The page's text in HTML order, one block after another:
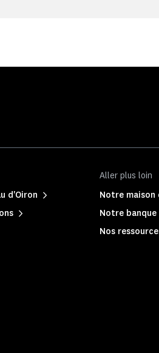
d'Oiron
Aller plus loin
Notre
Notre banque
Nos